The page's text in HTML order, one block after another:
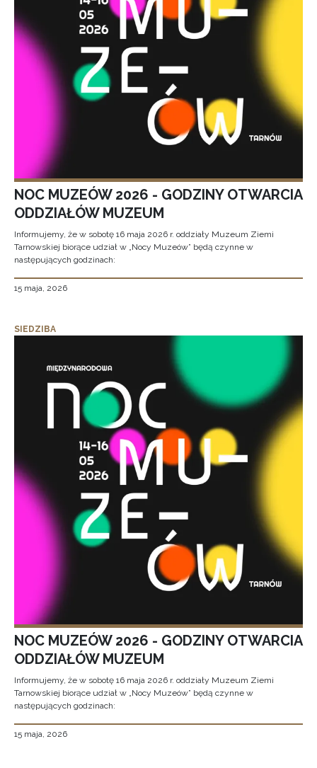
NOC MUZEÓW 2026 - GODZINY OTWARCIA
ODDZIAŁÓW MUZEUM
Informujemy, że w sobotę 16 maja 2026 r. oddziały Muzeum Ziemi
Tarnowskiej biorące udział w „Nocy Muzeów” będą czynne w
następujących godzinach:
15 maja, 2026
SIEDZIBA
NOC MUZEÓW 2026 - GODZINY OTWARCIA
ODDZIAŁÓW MUZEUM
Informujemy, że w sobotę 16 maja 2026 r. oddziały Muzeum Ziemi
Tarnowskiej biorące udział w „Nocy Muzeów” będą czynne w
następujących godzinach:
15 maja, 2026